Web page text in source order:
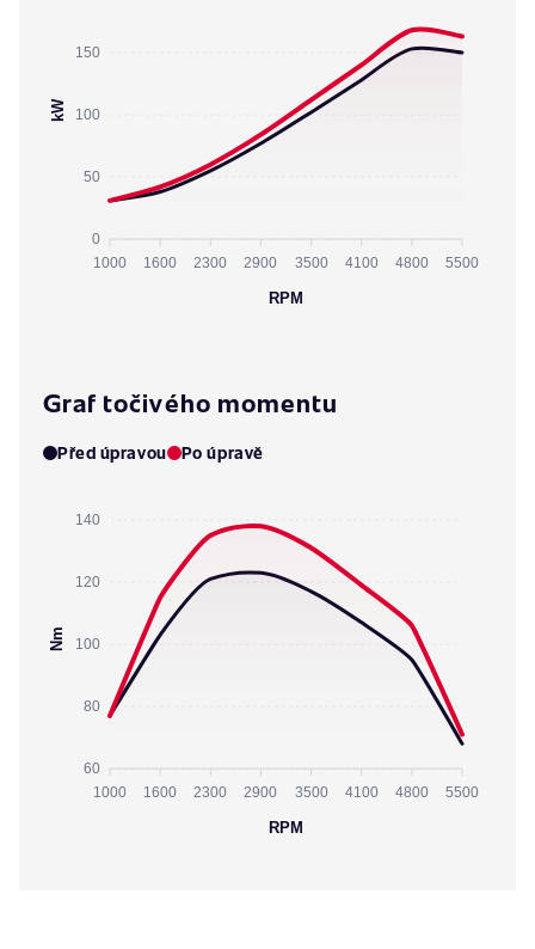
150
100
50
0
kW
1000 1600 2300 2900 3500 4100 4800 5500
RPM
Graf točivého momentu
Před úpravou Po úpravě
140
120
100
80
60
Nm
1000 1600 2300 2900 3500 4100 4800 5500
RPM